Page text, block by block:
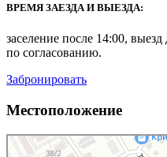
ВРЕМЯ ЗАЕЗДА И ВЫЕЗДА:
заселение после 14:00,
по согласованию.
Забронировать
Местоположение
Ейск
Улица Короленко, 9 — Яндекс Карты